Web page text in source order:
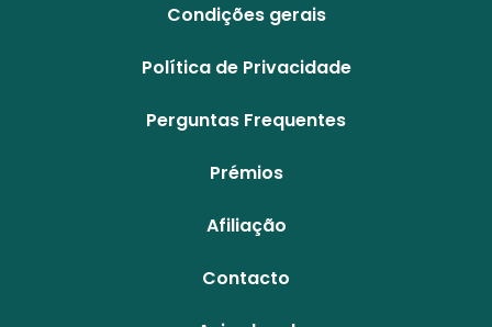
Condições gerais
Política de Privacidade
Perguntas Frequentes
Prémios
Afiliação
Contacto